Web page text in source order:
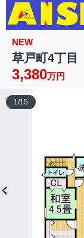
NEW
草戸町4丁
3,380万円
1/15